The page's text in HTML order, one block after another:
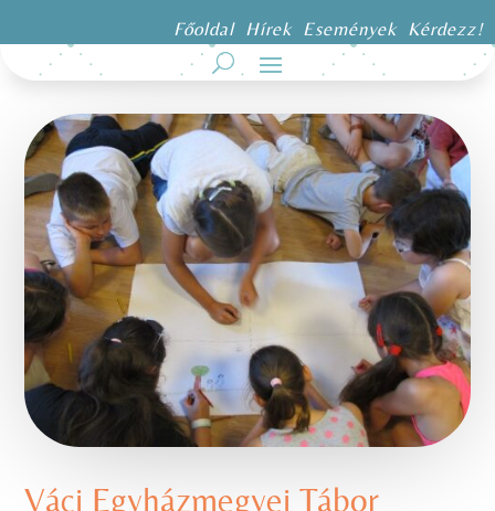
Főoldal Hírek Események Kérdezz!
Váci Egyházmegyei Tábor